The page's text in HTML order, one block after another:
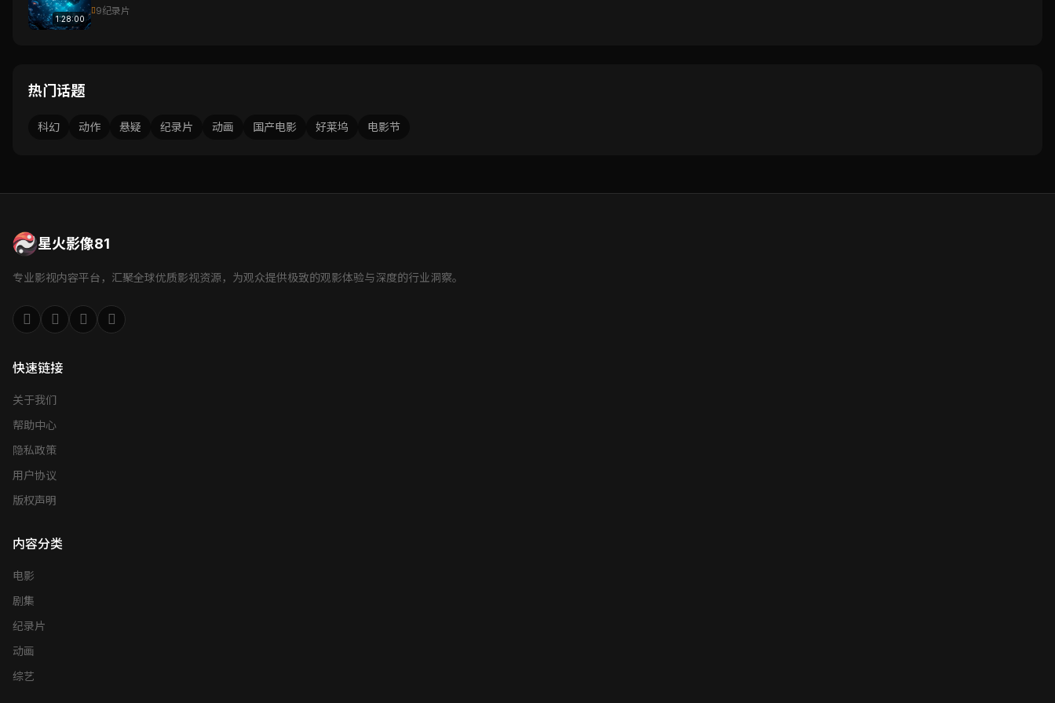
1:28:00
9纪录片
热门话题
科幻 动作 悬疑 纪录片 动画 国产电影 好莱坞 电影节
星火影像81
专业影视内容平台，汇聚全球优质影视资源，为观众提供极致的观影体验与深度的行业洞察。
快速链接
关于我们
帮助中心
隐私政策
用户协议
版权声明
内容分类
电影
剧集
纪录片
动画
综艺